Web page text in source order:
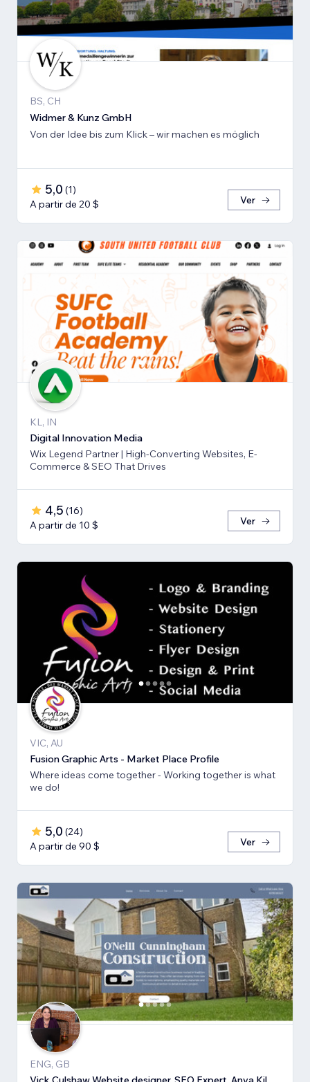
BS, CH
Widmer & Kunz GmbH
Von der Idee bis zum Klick – wir machen es möglich
5,0 (1)
A partir de 20 $
Ver
KL, IN
Digital Innovation Media
Wix Legend Partner | High-Converting Websites, E-
Commerce & SEO That Drives
4,5 (16)
A partir de 10 $
Ver
VIC, AU
Fusion Graphic Arts - Market Place Profile
Where ideas come together - Working together is what
we do!
5,0 (24)
A partir de 90 $
Ver
ENG, GB